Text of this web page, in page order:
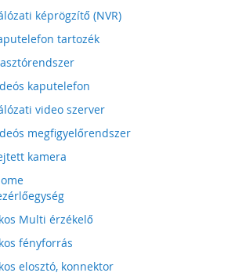
képrögzítő (NVR)
tartozék
kaputelefon
video szerver
megfigyelőrendszer
kamera
Multi érzékelő
fényforrás
elosztó, konnektor